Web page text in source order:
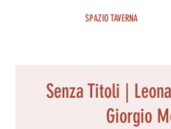
SPAZIO TAVERNA
Senza Titoli |
Giorgio